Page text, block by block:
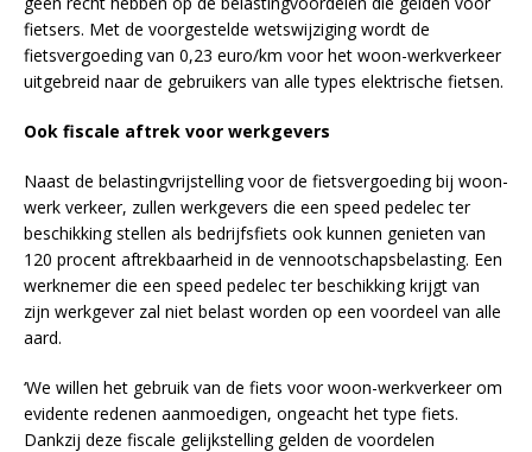
fietsers. Met de voorgestelde wetswijziging wordt de
fietsvergoeding van 0,23 euro/km voor het woon-werkverkeer
uitgebreid naar de gebruikers van alle types elektrische fietsen.
Ook fiscale aftrek voor werkgevers
Naast de belastingvrijstelling voor de fietsvergoeding bij woon-
werk verkeer, zullen werkgevers die een speed pedelec ter
beschikking stellen als bedrijfsfiets ook kunnen genieten van
120 procent aftrekbaarheid in de vennootschapsbelasting. Een
werknemer die een speed pedelec ter beschikking krijgt van
zijn werkgever zal niet belast worden op een voordeel van alle
aard.
‘We willen het gebruik van de fiets voor woon-werkverkeer om
evidente redenen aanmoedigen, ongeacht het type fiets.
Dankzij deze fiscale gelijkstelling gelden de voordelen